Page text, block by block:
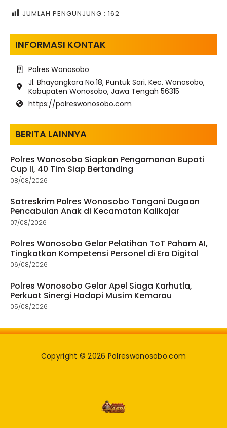
JUMLAH PENGUNJUNG : 162
INFORMASI KONTAK
Polres Wonosobo
Jl. Bhayangkara No.18, Puntuk Sari, Kec. Wonosobo,
Kabupaten Wonosobo, Jawa Tengah 56315
https://polreswonosobo.com
BERITA LAINNYA
Polres Wonosobo Siapkan Pengamanan Bupati
Cup II, 40 Tim Siap Bertanding
08/08/2026
Satreskrim Polres Wonosobo Tangani Dugaan
Pencabulan Anak di Kecamatan Kalikajar
07/08/2026
Polres Wonosobo Gelar Pelatihan ToT Paham AI,
Tingkatkan Kompetensi Personel di Era Digital
06/08/2026
Polres Wonosobo Gelar Apel Siaga Karhutla,
Perkuat Sinergi Hadapi Musim Kemarau
05/08/2026
Copyright © 2026 Polreswonosobo.com